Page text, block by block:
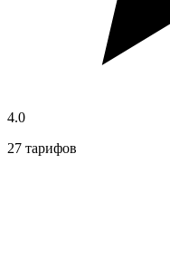
4.0
27 тарифов